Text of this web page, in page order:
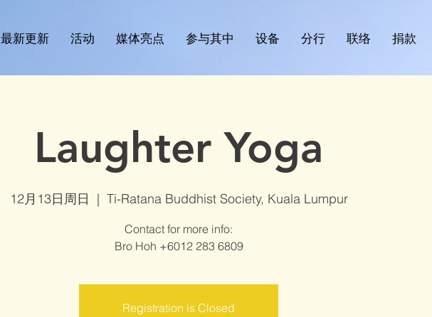
最新更新 活动 媒体亮点 参与其中 设备 分行 联络 捐款
Laughter Yoga
12月13日周日
  |
Ti-Ratana Buddhist Society, Kuala Lumpur
Contact for more info:
Bro Hoh +6012 283 6809
Registration is Closed